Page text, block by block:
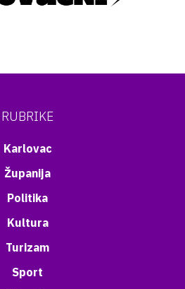
RUBRIKE
Karlovac
Županija
Politika
Kultura
Turizam
Sport